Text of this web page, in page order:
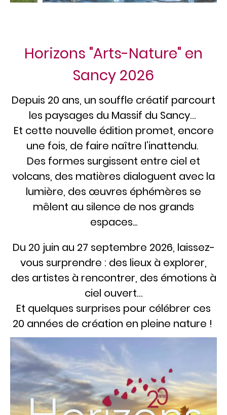
Horizons "Arts-Nature" en
Sancy 2026
Depuis 20 ans, un souffle créatif parcourt
les paysages du Massif du Sancy…
Et cette nouvelle édition promet, encore
une fois, de faire naître l’inattendu.
Des formes surgissent entre ciel et
volcans, des matières dialoguent avec la
lumière, des œuvres éphémères se
mêlent au silence de nos grands
espaces...
Du 20 juin au 27 septembre 2026, laissez-
vous surprendre : des lieux à explorer,
des artistes à rencontrer, des émotions à
ciel ouvert…
Et quelques surprises pour célébrer ces
20 années de création en pleine nature !